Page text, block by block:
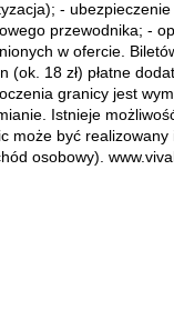
-
przewodnika; -
w ofercie.
(ok. 18 zł) płatne
granicy jest
Istnieje
może być
osobowy).